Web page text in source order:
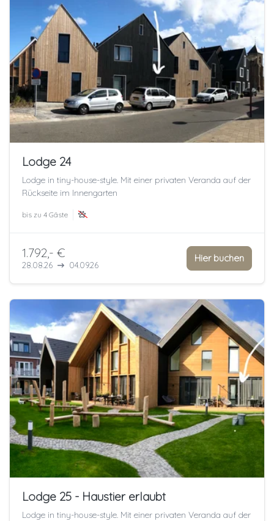
Lodge 24
Lodge in tiny-house-style. Mit einer privaten Veranda auf der
Rückseite im Innengarten
bis zu 4 Gäste
1.792,- €
28.08.26 04.09.26
Hier buchen
Lodge 25 - Haustier erlaubt
Lodge in tiny-house-style. Mit einer privaten Veranda auf der